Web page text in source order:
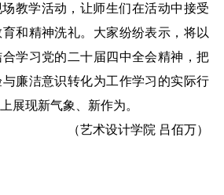
教学活动，让师生们在活动中接受
和精神洗礼。大家纷纷表示，将以
学习党的二十届四中全会精神，把
廉洁意识转化为工作学习的实际行
展现新气象、新作为。
（艺术设计学院 吕佰万）